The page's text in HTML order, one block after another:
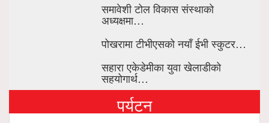
समावेशी टोल विकास संस्थाको
अध्यक्षमा…
पोखरामा टीभीएसको नयाँ ईभी स्कुटर…
सहारा एकेडेमीका युवा खेलाडीको
सहयोगार्थ…
पर्यटन